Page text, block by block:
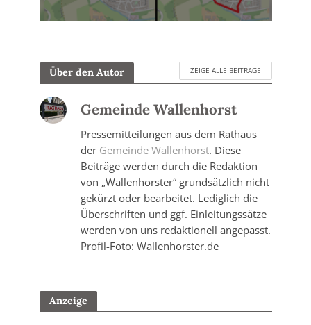
Über den Autor ZEIGE ALLE BEITRÄGE
Gemeinde Wallenhorst
Pressemitteilungen aus dem Rathaus
der Gemeinde Wallenhorst. Diese
Beiträge werden durch die Redaktion
von „Wallenhorster“ grundsätzlich nicht
gekürzt oder bearbeitet. Lediglich die
Überschriften und ggf. Einleitungssätze
werden von uns redaktionell angepasst.
Profil-Foto: Wallenhorster.de
Anzeige